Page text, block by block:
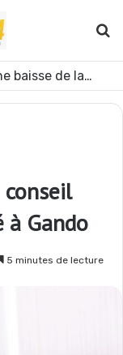
Ghana : le COCOBOD annonce une baisse de la production de cacao pour la campagne 2026-2027
à Gando
5 minutes de lecture